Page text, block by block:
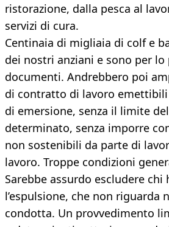
ristorazione, dalla pesca al
servizi di cura.
Centinaia di migliaia di colf e
dei nostri anziani e sono per lo
documenti. Andrebbero poi
di contratto di lavoro
di emersione, senza il limite
determinato, senza imporre
non sostenibili da parte di
lavoro. Troppe condizioni
Sarebbe assurdo escludere chi
l’espulsione, che non riguarda
condotta. Un provvedimento